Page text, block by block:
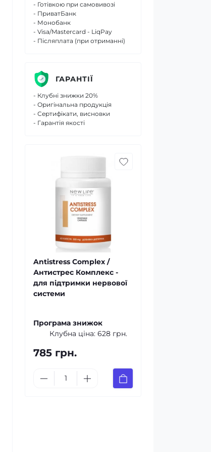
- Готівкою при самовивозі
- ПриватБанк
- Монобанк
- Visa/Mastercard - LiqPay
- Післяплата (при отриманні)
ГАРАНТІЇ
- Клубні знижки 20%
- Оригінальна продукція
- Сертифікати, висновки
- Гарантія якості
Antistress Complex /
Антистрес Комплекс -
для підтримки нервової
системи
Програма знижок
Клубна ціна: 628 грн.
785 грн.